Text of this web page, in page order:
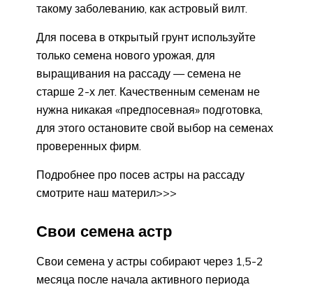
такому заболеванию, как астровый вилт.
Для посева в открытый грунт используйте
только семена нового урожая, для
выращивания на рассаду — семена не
старше 2-х лет. Качественным семенам не
нужна никакая «предпосевная» подготовка,
для этого остановите свой выбор на семенах
проверенных фирм.
Подробнее про посев астры на рассаду
смотрите наш материл>>>
Свои семена астр
Свои семена у астры собирают через 1,5-2
месяца после начала активного периода